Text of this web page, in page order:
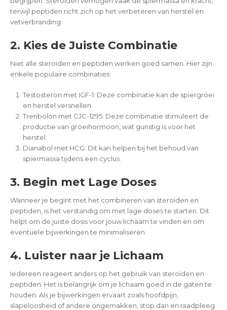
terwijl peptiden richt zich op het verbeteren van herstel en
vetverbranding.
2. Kies de Juiste Combinatie
Niet alle steroïden en peptiden werken goed samen. Hier zijn
enkele populaire combinaties:
Testosteron met IGF-1: Deze combinatie kan de spiergroei
en herstel versnellen.
Trenbolon met CJC-1295: Deze combinatie stimuleert de
productie van groeihormoon, wat gunstig is voor het
herstel.
Dianabol met HCG: Dit kan helpen bij het behoud van
spiermassa tijdens een cyclus.
3. Begin met Lage Doses
Wanneer je begint met het combineren van steroïden en
peptiden, is het verstandig om met lage doses te starten. Dit
helpt om de juiste dosis voor jouw lichaam te vinden en om
eventuele bijwerkingen te minimaliseren.
4. Luister naar je Lichaam
Iedereen reageert anders op het gebruik van steroïden en
peptiden. Het is belangrijk om je lichaam goed in de gaten te
houden. Als je bijwerkingen ervaart zoals hoofdpijn,
slapeloosheid of andere ongemakken, stop dan en raadpleeg